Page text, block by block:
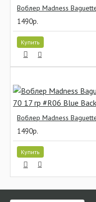
1490р.
Купить
1490р.
Купить